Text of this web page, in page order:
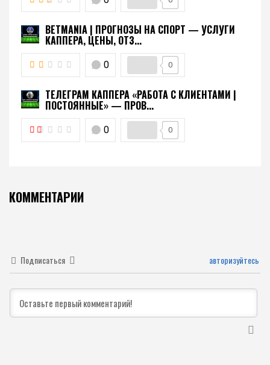
BETMANIA | ПРОГНОЗЫ НА СПОРТ — УСЛУГИ
КАППЕРА, ЦЕНЫ, ОТЗ...
0 0
ТЕЛЕГРАМ КАППЕРА «РАБОТА С КЛИЕНТАМИ |
ПОСТОЯННЫЕ» — ПРОВ...
0 0
КОММЕНТАРИИ
Подписаться авторизуйтесь